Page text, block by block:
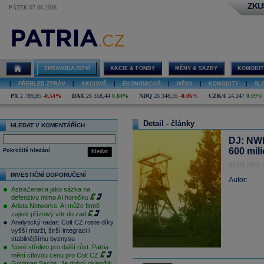
PÁTEK 07.08.2026
ZPRAVODAJSTVÍ AKCIE & FONDY MĚNY & SAZBY
PŘEHLED ZPRÁV AKCIOVÉ EKONOMICKÉ MĚNY KOMODITY
PX 2 789,85 -0,54% DAX 26 358,44 0,84% NDQ 26 348,35 -0,06% CZK/€ 24,247 0,09%
HLEDAT V KOMENTÁŘÍCH
hledat
Pokročilé hledání
INVESTIČNÍ DOPORUČENÍ
AstraZeneca jako sázka na
defenzivu mimo AI horečku
Arista Networks: AI může firmě
zajistit příznivý vítr do zad
Analytický radar: Colt CZ roste díky
vyšší marži, širší integraci i
stabilnějšímu byznysu
Nové střelivo pro další růst. Patria
mění cílovou cenu pro Colt CZ
Detail - články
DJ:
600
09.09.2007
Autor: